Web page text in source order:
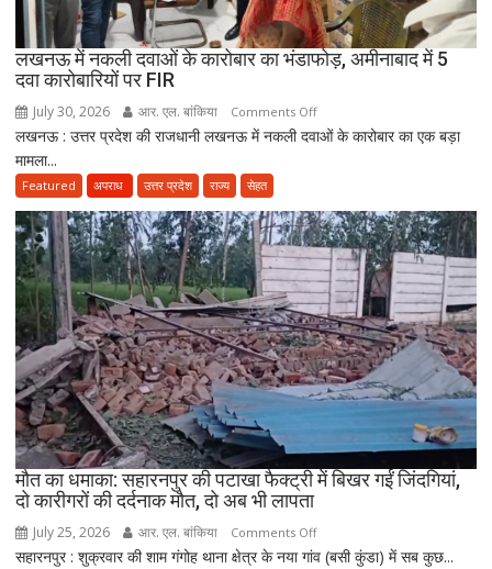
PG,
उत्तराखंड
स्वास्थ्य
तैयार
लखनऊ में नकली दवाओं के कारोबार का भंडाफोड़, अमीनाबाद में 5
दवा कारोबारियों पर FIR
July 30, 2026 आर. एल. बांकिया Comments Offon
लखनऊ
दवाओं
के
कारोबार
का
भंडाफोड़,
अमीनाबाद
में
5
दवा
पर
FIR
लखनऊ : उत्तर प्रदेश की राजधानी लखनऊ में नकली दवाओं के कारोबार का एक बड़ा
मामला...
Featured अपराध उत्तर प्रदेश राज्य सेहत
मौत का धमाका: सहारनपुर की पटाखा फैक्ट्री में बिखर गईं जिंदगियां,
दो कारीगरों की दर्दनाक मौत, दो अब भी लापता
July 25, 2026 आर. एल. बांकिया Comments Offon
मौत
सहारनपुर : शुक्रवार की शाम गंगोह थाना क्षेत्र के नया गांव (बसी कुंडा) में सब कुछ...